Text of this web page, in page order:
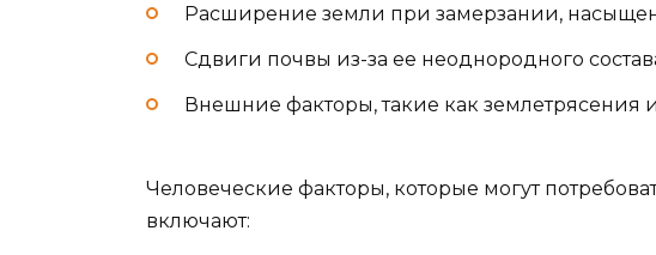
Расширение земли при замерзании,
Сдвиги почвы из-за ее неоднородного
Внешние факторы, такие как землетрясения
Человеческие факторы, которые могут
включают: